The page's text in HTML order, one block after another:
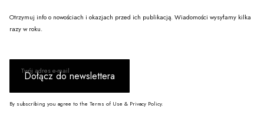
Otrzymuj info o nowościach i okazjach przed ich publikacją. Wiadomości wysyłamy kilka
razy w roku.
Twój adres e-mail
Dołącz do newslettera
By subscribing you agree to the Terms of Use & Privacy Policy.